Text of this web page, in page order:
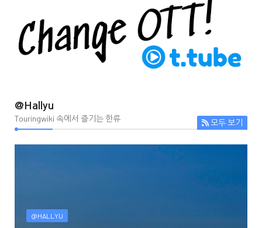
@Hallyu
Touringwiki 속에서 즐기는 한류 모두 보기
@HALLYU